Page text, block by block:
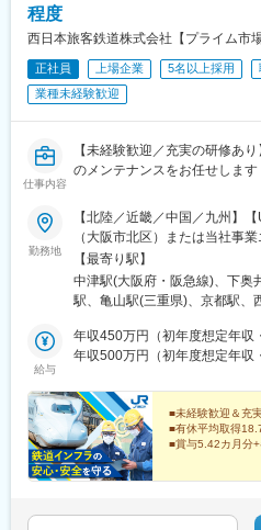
程度
西日本旅客鉄道株式会社【プライム市場
正社員 上場企業 5名以上採用
業種未経験歓迎
仕事内容
【未経験歓迎／充実の研修あ
のメンテナンスをお任せします
勤務地
【北陸／近畿／中国／九州】
（大阪市北区）または当社事
の各支社※可能な限り希望に沿
富山県（富山市）石川県（金
【近畿エリア】京都府（京都市
良県（奈良市）三重県（亀山市
【中国エリア】鳥取県（鳥取市
エリア】福岡県（那珂川市)＜
区芝田2-4-24（各線「大阪」駅
地内喫煙可能場所あり
【最寄り駅】
中津駅(大阪府・阪急線)、下奥
駅、亀山駅(三重県)、京都駅、
駅、吹田駅(東海道本線)、高槻
崎松江海岸駅、豊岡駅(兵庫県)
富士見町駅(鳥取県)、米子駅、
長瀬駅、岡山駅、矢賀駅、天神
駅、博多南駅、大阪梅田駅(阪
駅、梅田駅(地下鉄)、大阪ビジ
王寺駅、後藤駅、岡山駅前駅
給与
年収450万円（初年度想定年収
年収500万円（初年度想定年収
■未経験歓迎＆充
■有休平均取得
■賞与5.42カ月分+